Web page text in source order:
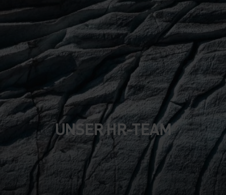
UNSER HR-TEAM